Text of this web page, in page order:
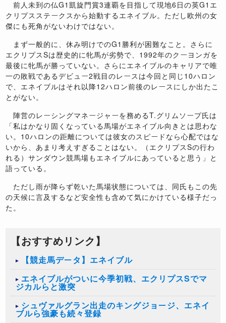
前人未到の仏G1凱旋門賞3連覇を目指して現地6日の英G1エ
クリプスステークスから始動するエネイブル。ただし欧州の女
傑にも死角がないわけではない。
まず一般的に、休み明けでのG1勝利が困難なこと。さらに
エクリプスSは歴史的に牝馬が劣勢で、1992年のクーヨンガを
最後に牝馬が勝っていない。さらにエネイブルのキャリアで唯
一の敗戦であるデビュー2戦目のレースは今回と同じ10ハロン
で、エネイブルはそれ以降12ハロン前後のレースにしか出たこ
とがない。
陣営のレーシングマネージャーを務めるT.グリムソープ氏は
「私はかなり固くなっている馬場がエネイブル向きとは思わな
い。10ハロンの距離については彼女のスピードなら心配ではな
いから、あまり考えすぎることはない。（エクリプスSの行わ
れる）サンダウン競馬場もエネイブルにあっていると思う」と
語っている。
ただし雨が降らず乾いた馬場状態については、同氏もこの先
の天候に言及するなど安全性も含めて気にかけている様子だっ
た。
【おすすめリンク】
【競走馬データ】エネイブル
エネイブルがついに今季初戦、エクリプスSでマ
ジカルらと激突
シュヴァルグラン出走のキングジョージ、エネイ
ブルら強豪も続々登録